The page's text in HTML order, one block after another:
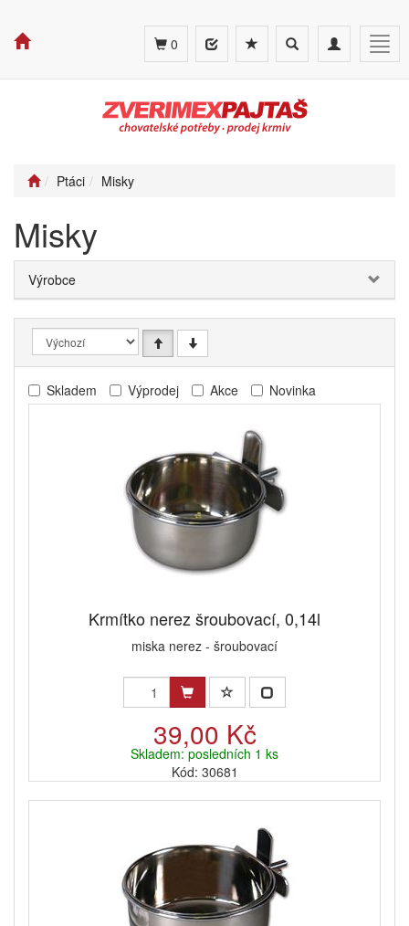
Toggle
navigation
Toggle
search
0
Ptáci Misky
Misky
Výrobce
Skladem Výprodej Akce Novinka
Krmítko nerez šroubovací, 0,14l
miska nerez - šroubovací
39,00 Kč
Skladem: posledních 1 ks
Kód: 30681